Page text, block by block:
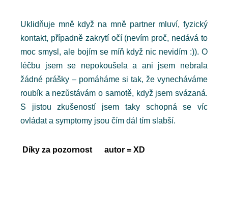
Uklidňuje mně když na mně partner mluví, fyzický
kontakt, případně zakrytí očí (nevím proč, nedává to
moc smysl, ale bojím se míň když nic nevidím :)). O
léčbu jsem se nepokoušela a ani jsem nebrala
žádné prášky – pomáháme si tak, že vynecháváme
roubík a nezůstávám o samotě, když jsem svázaná.
S jistou zkušeností jsem taky schopná se víc
ovládat a symptomy jsou čím dál tím slabší.
Díky za pozornost autor = XD